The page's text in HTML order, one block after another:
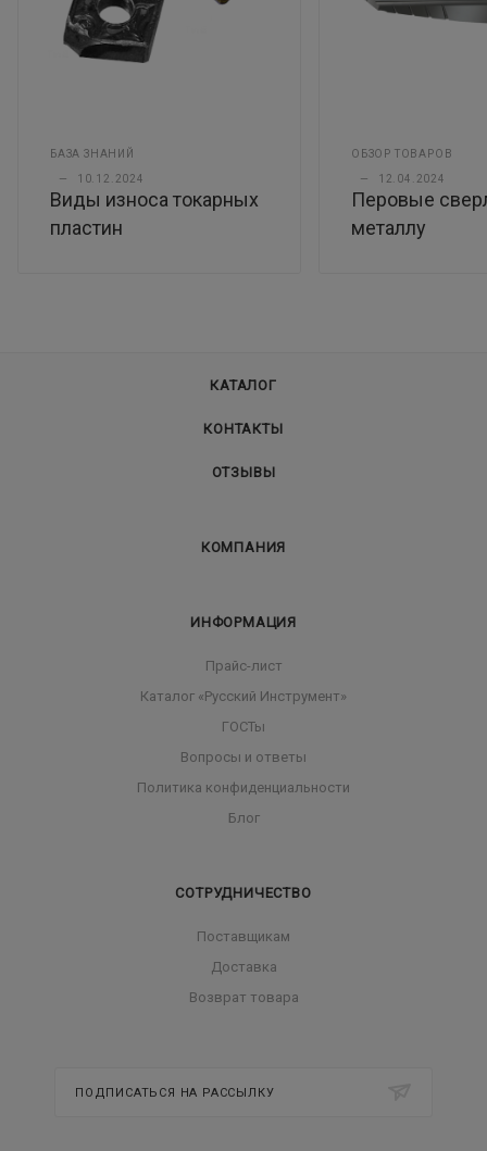
БАЗА ЗНАНИЙ
— 10.12.2024
Виды износа токарных
пластин
ОБЗОР ТОВАРОВ
— 12.04.2024
Перовые
металлу
КАТАЛОГ
КОНТАКТЫ
ОТЗЫВЫ
КОМПАНИЯ
ИНФОРМАЦИЯ
Прайс-лист
Каталог «Русский Инструмент»
ГОСТы
Вопросы и ответы
Политика конфиденциальности
Блог
СОТРУДНИЧЕСТВО
Поставщикам
Доставка
Возврат товара
ПОДПИСАТЬСЯ НА РАССЫЛКУ